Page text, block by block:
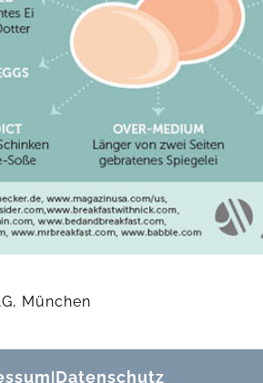
München
|Datenschutz